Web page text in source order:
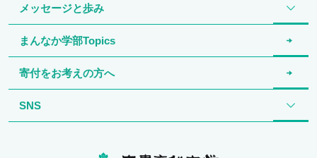
メッセージと歩み
まんなか学部Topics
寄付をお考えの方へ
SNS